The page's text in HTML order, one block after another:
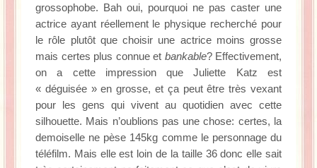
grossophobe. Bah oui, pourquoi ne pas caster une
actrice ayant réellement le physique recherché pour
le rôle plutôt que choisir une actrice moins grosse
mais certes plus connue et bankable? Effectivement,
on a cette impression que Juliette Katz est
« déguisée » en grosse, et ça peut être très vexant
pour les gens qui vivent au quotidien avec cette
silhouette. Mais n’oublions pas une chose: certes, la
demoiselle ne pèse 145kg comme le personnage du
téléfilm. Mais elle est loin de la taille 36 donc elle sait